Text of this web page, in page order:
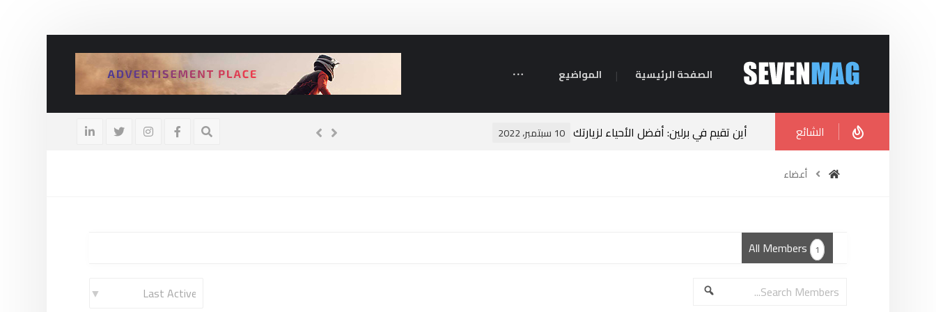
الصفحة الرئيسية المواضيع
الشائع ملوك العودة: تحليل تحولات الرياضات الإلكترونية للمراهنات أين تقيم في برلين: أفضل الأحياء لزيارتك 10 سبتمبر، 2022
أعضاء
All Members 1
Search